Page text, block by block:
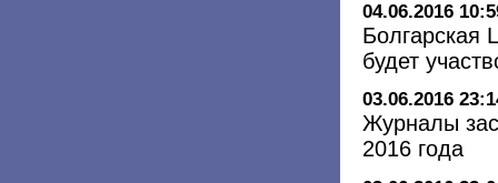
04.06.2016
Болгарская
будет
03.06.2016
Журналы
2016 года